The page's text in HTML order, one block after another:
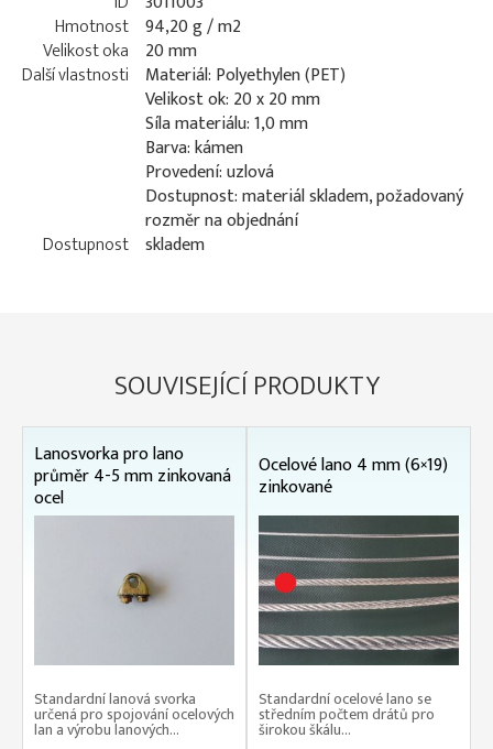
Hmotnost 94,20 g / m2
Velikost oka
20 mm
Další vlastnosti
Materiál: Polyethylen (PET)
Velikost ok: 20 x 20 mm
Síla materiálu: 1,0 mm
Barva: kámen
Provedení: uzlová
Dostupnost: materiál skladem, požadovaný
rozměr na objednání
Dostupnost skladem
SOUVISEJÍCÍ PRODUKTY
Lanosvorka pro lano
průměr 4-5 mm zinkovaná
ocel
Standardní lanová svorka
určená pro spojování ocelových
lan a výrobu lanových...
Ocelové lano 4 mm (6×19)
zinkované
Standardní ocelové lano se
středním počtem drátů pro
širokou škálu...